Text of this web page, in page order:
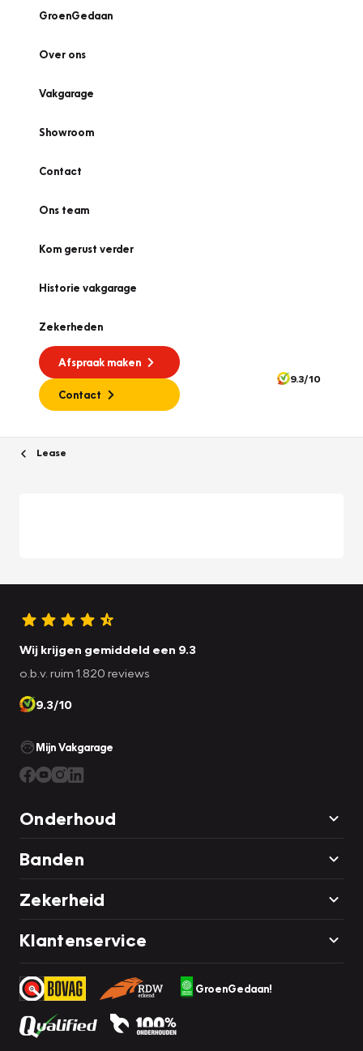
GroenGedaan
Over ons
Vakgarage
Showroom
Contact
Ons team
Kom gerust verder
Historie vakgarage
Zekerheden
Afspraak maken
Contact
9.3/10
Lease
Wij krijgen gemiddeld een 9.3
o.b.v. ruim 1.820 reviews
9.3/10
Mijn Vakgarage
Onderhoud
Banden
Zekerheid
Klantenservice
GroenGedaan!